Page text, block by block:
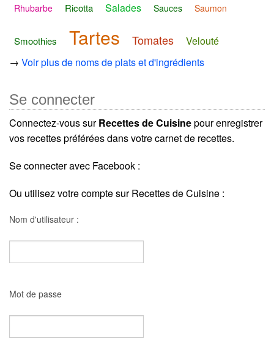
Rhubarbe
Ricotta Salades Sauces Saumon
Smoothies Tartes Tomates
Velouté
→ Voir plus de noms de plats et d'ingrédients
Se connecter
Connectez-vous surRecettes de Cuisinepour enregistrer
vos recettes préférées dans votre carnet de recettes.
Se connecter avec Facebook :
Ou utilisez votre compte sur Recettes de Cuisine :
Nom d'utilisateur :
Mot de passe